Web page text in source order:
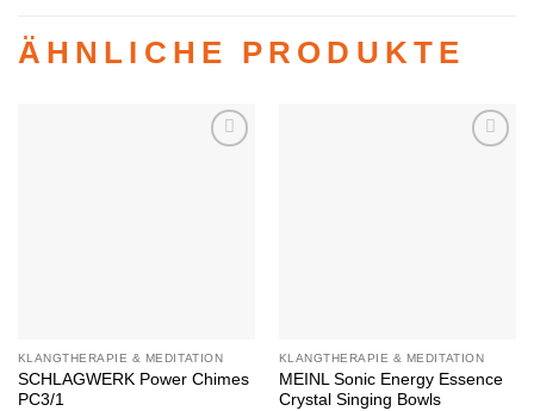
ÄHNLICHE PRODUKTE
KLANGTHERAPIE & MEDITATION
SCHLAGWERK Power Chimes
PC3/1
KLANGTHERAPIE & MEDITATION
MEINL Sonic Energy Essence
Crystal Singing Bowls